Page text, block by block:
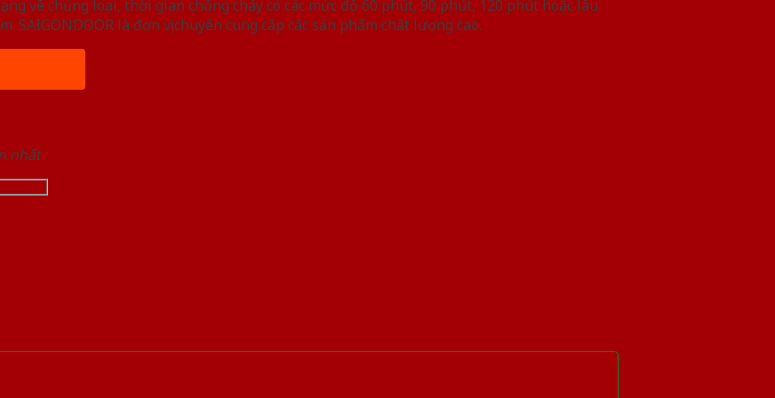
về chủng loại, thời gian chống cháy có các mức độ 60 phút, 90 phút, 120 phút hoặc lâu
SAIGONDOOR là đơn vị chuyên cung cấp các sản phẩm chất lượng cao.
nhất